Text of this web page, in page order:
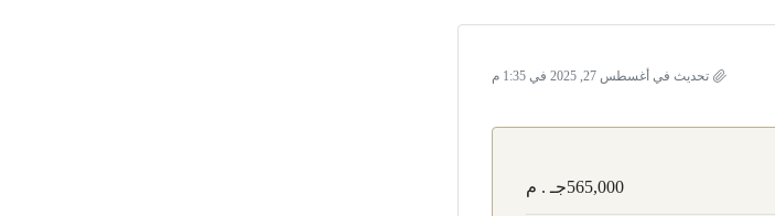
تحديث في أغسطس 27, 2025 في 1:35 م
565,000جـ . م